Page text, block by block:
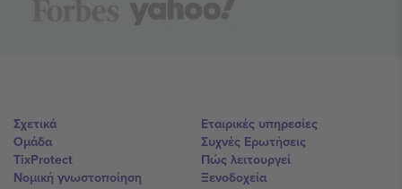
Σχετικά
Ομάδα
TixProtect
Νομική γνωστοποίηση
Εταιρικές υπηρεσίες
Συχνές Ερωτήσεις
Πώς λειτουργεί
Ξενοδοχεία